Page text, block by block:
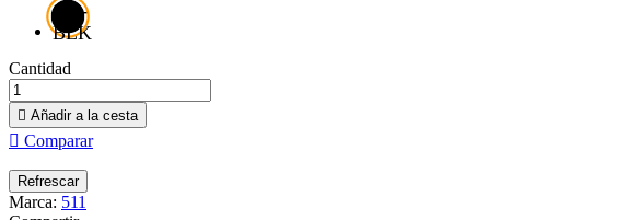
019-
BLK
Cantidad
 Añadir a la cesta
 Comparar
Marca: 511